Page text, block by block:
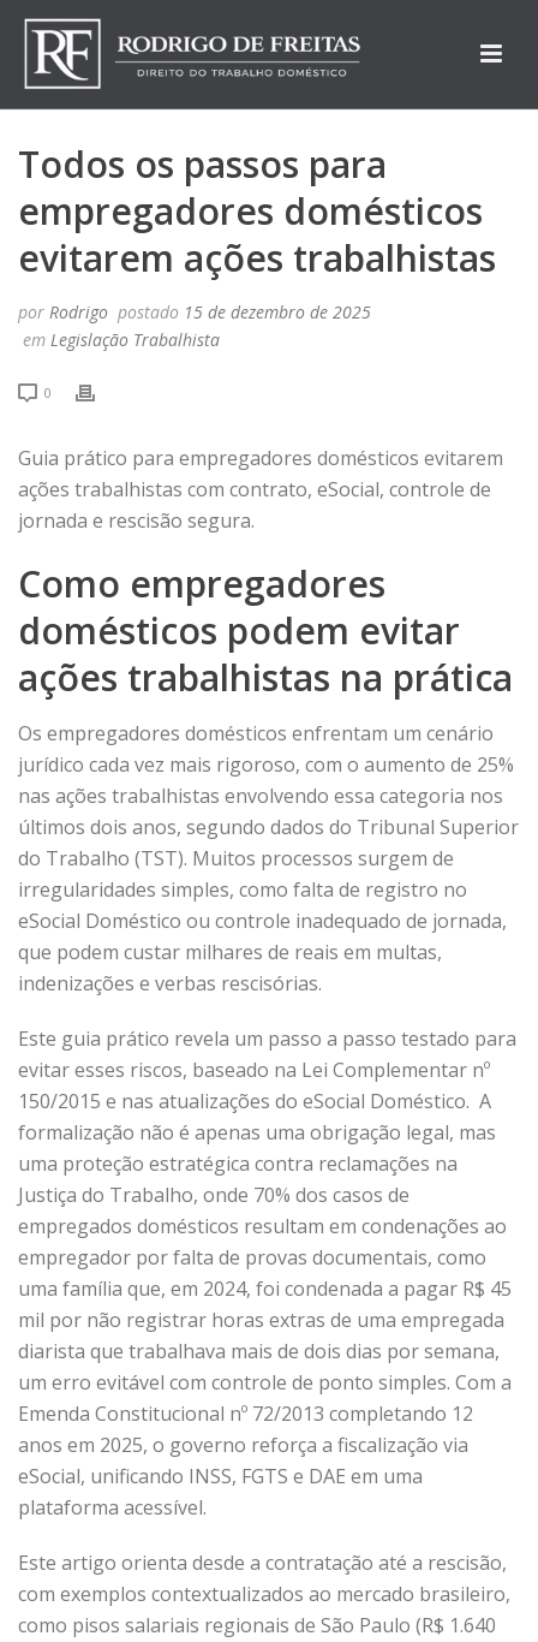
Todos os passos para
empregadores domésticos
evitarem ações trabalhistas
por Rodrigo postado 15 de dezembro de 2025
em Legislação Trabalhista
0
Guia prático para empregadores domésticos evitarem
ações trabalhistas com contrato, eSocial, controle de
jornada e rescisão segura.
Como empregadores
domésticos podem evitar
ações trabalhistas na prática
Os empregadores domésticos enfrentam um cenário
jurídico cada vez mais rigoroso, com o aumento de 25%
nas ações trabalhistas envolvendo essa categoria nos
últimos dois anos, segundo dados do Tribunal Superior
do Trabalho (TST). Muitos processos surgem de
irregularidades simples, como falta de registro no
eSocial Doméstico ou controle inadequado de jornada,
que podem custar milhares de reais em multas,
indenizações e verbas rescisórias.
Este guia prático revela um passo a passo testado para
evitar esses riscos, baseado na Lei Complementar nº
150/2015 e nas atualizações do eSocial Doméstico. A
formalização não é apenas uma obrigação legal, mas
uma proteção estratégica contra reclamações na
Justiça do Trabalho, onde 70% dos casos de
empregados domésticos resultam em condenações ao
empregador por falta de provas documentais, como
uma família que, em 2024, foi condenada a pagar R$ 45
mil por não registrar horas extras de uma empregada
diarista que trabalhava mais de dois dias por semana,
um erro evitável com controle de ponto simples. Com a
Emenda Constitucional nº 72/2013 completando 12
anos em 2025, o governo reforça a fiscalização via
eSocial, unificando INSS, FGTS e DAE em uma
plataforma acessível.
Este artigo orienta desde a contratação até a rescisão,
com exemplos contextualizados ao mercado brasileiro,
como pisos salariais regionais de São Paulo (R$ 1.640